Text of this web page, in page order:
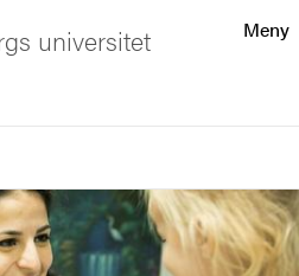
Meny
universitet